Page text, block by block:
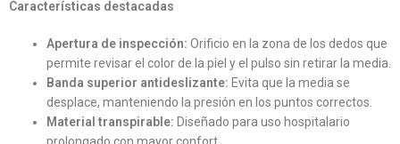
Características destacadas
Apertura de inspección: Orificio en la zona de los dedos que
permite revisar el color de la piel y el pulso sin retirar la media.
Banda superior antideslizante: Evita que la media se
desplace, manteniendo la presión en los puntos correctos.
Material transpirable: Diseñado para uso hospitalario
prolongado con mayor confort.